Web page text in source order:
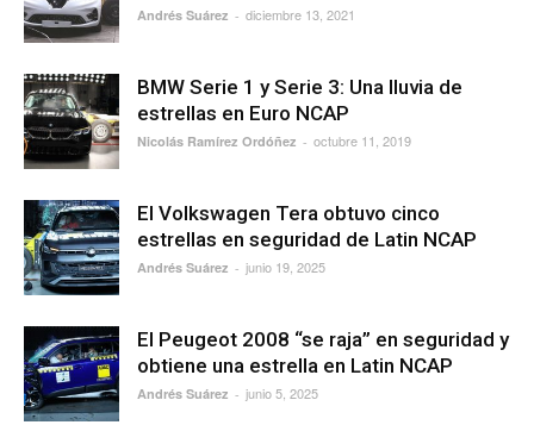
Andrés Suárez - diciembre 13, 2021
BMW Serie 1 y Serie 3: Una lluvia de
estrellas en Euro NCAP
Nicolás Ramírez Ordóñez - octubre 11, 2019
El Volkswagen Tera obtuvo cinco
estrellas en seguridad de Latin NCAP
Andrés Suárez - junio 19, 2025
El Peugeot 2008 “se raja” en seguridad y
obtiene una estrella en Latin NCAP
Andrés Suárez - junio 5, 2025